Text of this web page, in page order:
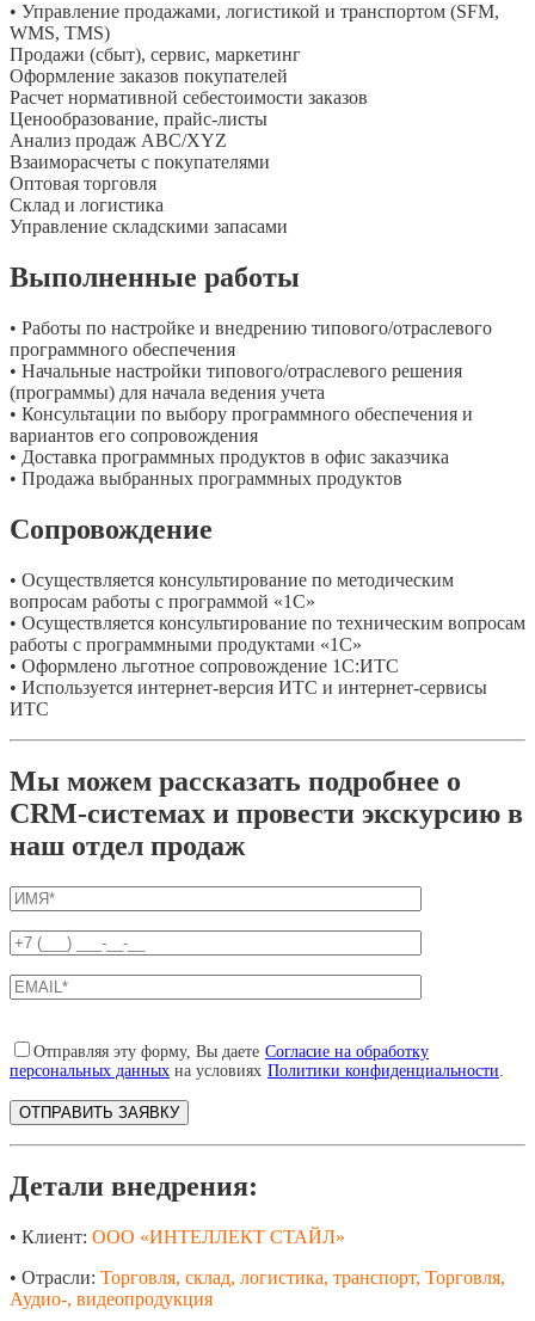
• Управление продажами, логистикой и транспортом (SFM,
WMS, TMS)
Продажи (сбыт), сервис, маркетинг
Оформление заказов покупателей
Расчет нормативной себестоимости заказов
Ценообразование, прайс-листы
Анализ продаж ABC/XYZ
Взаиморасчеты с покупателями
Оптовая торговля
Склад и логистика
Управление складскими запасами
Выполненные работы
• Работы по настройке и внедрению типового/отраслевого
программного обеспечения
• Начальные настройки типового/отраслевого решения
(программы) для начала ведения учета
• Консультации по выбору программного обеспечения и
вариантов его сопровождения
• Доставка программных продуктов в офис заказчика
• Продажа выбранных программных продуктов
Сопровождение
• Осуществляется консультирование по методическим
вопросам работы с программой «1С»
• Осуществляется консультирование по техническим вопросам
работы с программными продуктами «1С»
• Оформлено льготное сопровождение 1С:ИТС
• Используется интернет-версия ИТС и интернет-сервисы
ИТС
Мы можем рассказать подробнее о
CRM-системах и провести экскурсию в
наш отдел продаж
Отправляя эту форму, Вы даете Согласие на обработку
персональных данных на условиях Политики конфиденциальности
Детали внедрения:
• Клиент: ООО «ИНТЕЛЛЕКТ СТАЙЛ»
• Отрасли: Торговля, склад, логистика, транспорт, Торговля,
Аудио-, видеопродукция